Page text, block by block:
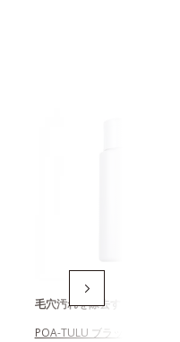
毛穴汚れを除去する酵素洗顔
POA-TULU ブラックパウダ